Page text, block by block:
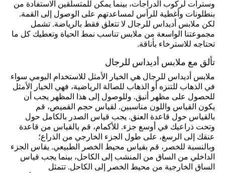
وسترات لركوب الدراجات، بينما يمكن للمتسلقين الاستفادة من
بنطلونات وأغطية للرأس لمساعدتهم على الوصول إلى القمة.
لكن ملابس أديداس للرجال لا تتعلق فقط بالرياضة. تشمل
مجموعتنا الواسعة من ملابس تناسب نمط الحياة وتعطيك كل ما
تحتاجه للاسترخاء بأناقة.
تألق مع ملابس أديداس للرجال
ملابس أديداس للرجال هي الخيار الأمثل للاستخدام اليومي سواء
في الذهاب للتنزه أو الذهاب للصالة الرياضية، فهي الخيار الأمثل
للحصول على مظهر أنيق. وللوصول إلى هذا المظهر يجب أن
يكون القياس واللون مناسبين. لقياس حجم القميص، قم
بالقياس حول قاعدة العنق. يجب قياس الصدر بالكامل حول
وتحت ذراعيك في أوسع جزء. للأكمام، قم بالقياس من قاعدة
عنقك إلى الرسغ، على طول الجزء الخارجي من الذراع؛
وبالنسبة للخصر، قم بقياس محيط الخصر الطبيعي. يقاس الجزء
الداخلي من الساق من المنشب إلى الكاحل، بينما يجب قياس
الساق الخارجية من محيط الخصر إلى الكاحل. تتمثل